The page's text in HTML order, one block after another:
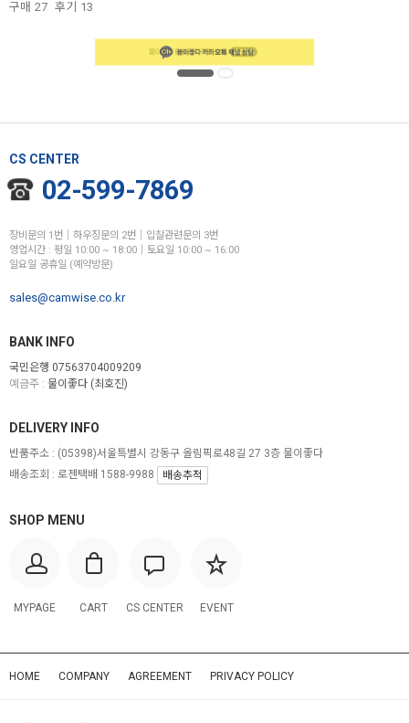
구매 27 후기 13
CS CENTER
02-599-7869
장비문의 1번│하우징문의 2번│입찰관련문의 3번
영업시간 : 평일 10:00 ~ 18:00│토요일 10:00 ~ 16:00
일요일 공휴일 (예약방문)
sales@camwise.co.kr
BANK INFO
국민은행 07563704009209
예금주 : 물이좋다 (최호진)
SHOP MENU
MYPAGE CART CS CENTER EVENT
DELIVERY INFO
반품주소 : (05398)서울특별시 강동구 올림픽로48길 27 3층 물이좋다
배송조회 : 로젠택배 1588-9988
배송추적
HOME COMPANY AGREEMENT PRIVACY POLICY